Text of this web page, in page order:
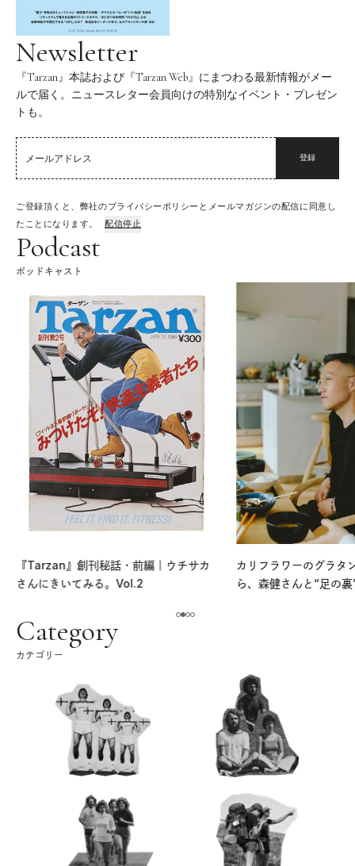
Newsletter
『Tarzan』本誌および『Tarzan Web』にまつわる最新情報がメー
ルで届く。ニュースレター会員向けの特別なイベント・プレゼン
トも。
登録
ご登録頂くと、弊社のプライバシーポリシーとメールマガジンの配信に同意し
たことになります。
配信停止
Podcast
ポッドキャスト
『Tarzan』創刊秘話・前編｜ウチサカ
さんにきいてみる。Vol.2
カリフラワーのグラタ
ら、森健さんと“足の
Category
カテゴリー